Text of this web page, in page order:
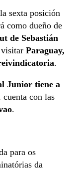
sexta posición
como dueño de
de Sebastián
visitar Paraguay,
.
Junior tiene a
con las
.
para os
da